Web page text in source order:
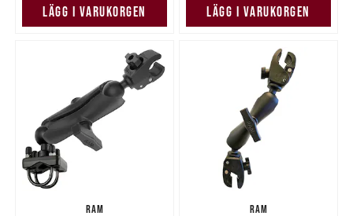
LÄGG I VARUKORGEN LÄGG I VARUKORGEN
RAM RAM